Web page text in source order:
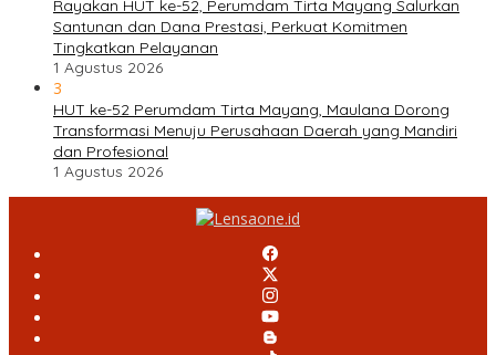
Rayakan HUT ke-52, Perumdam Tirta Mayang Salurkan
Santunan dan Dana Prestasi, Perkuat Komitmen
Tingkatkan Pelayanan
1 Agustus 2026
3
HUT ke-52 Perumdam Tirta Mayang, Maulana Dorong
Transformasi Menuju Perusahaan Daerah yang Mandiri
dan Profesional
1 Agustus 2026